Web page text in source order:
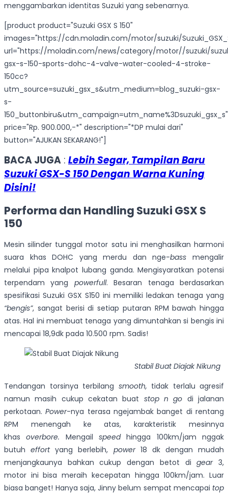
menggambarkan identitas Suzuki yang sebenarnya.
[product product="Suzuki GSX S 150"
images="https://cdn.moladin.com/motor/suzuki/
url="https://moladin.com/news/category/motor//suzuki/
gsx-s-150-sports-dohc-4-valve-water-cooled-4-stroke-
150cc?
utm_source=suzuki_gsx_s&utm_medium=blog_suzuki-gsx-
s-
150_buttonbiru&utm_campaign=utm_name%3Dsuzuki_gsx_s"
price="Rp. 900.000,-*" description="*DP mulai dari"
button="AJUKAN SEKARANG!"]
BACA JUGA : Lebih Segar, Tampilan Baru
Suzuki GSX-S 150 Dengan Warna Kuning
Disini!
Performa dan Handling Suzuki GSXS
150
Mesin silinder tunggal motor satu ini menghasilkan harmoni
suara khas DOHC yang merdu dan nge-bass mengalir
melalui pipa knalpot lubang ganda. Mengisyaratkan potensi
terpendam yang powerfull. Besaran tenaga berdasarkan
spesifikasi Suzuki GSX S150 ini memiliki ledakan tenaga yang
“bengis”, sangat berisi di setiap putaran RPM bawah hingga
atas. Hal ini membuat tenaga yang dimuntahkan si bengis ini
mencapai 18,9dk pada 10.500 rpm. Sadis!
Stabil Buat Diajak Nikung
Tendangan torsinya terbilang smooth, tidak terlalu agresif
namun masih cukup cekatan buat stop n go di jalanan
perkotaan.Power-nya terasa ngejambak banget di rentang
RPM menengah ke atas, karakteristik mesinnya
khasoverbore. Mengailspeedhingga 100km/jam nggak
butuheffortyang berlebih, power18 dk dengan mudah
menjangkaunya bahkan cukup dengan betot digear3,
motor ini bisa meraih kecepatan hingga 100km/jam. Luar
biasa banget! Hanya saja, Jinny belum sempat mencapai top